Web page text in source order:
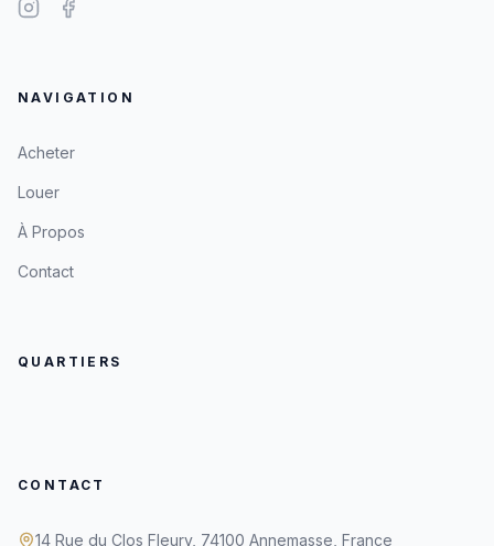
NAVIGATION
Acheter
Louer
À Propos
Contact
QUARTIERS
CONTACT
14 Rue du Clos Fleury, 74100 Annemasse, France